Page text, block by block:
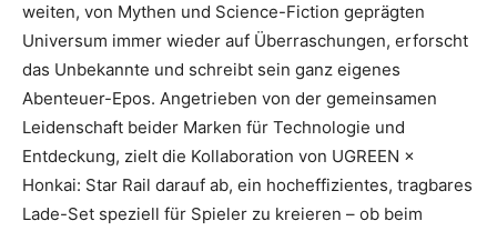
weiten, von Mythen und Science-Fiction geprägten
Universum immer wieder auf Überraschungen, erforscht
das Unbekannte und schreibt sein ganz eigenes
Abenteuer-Epos. Angetrieben von der gemeinsamen
Leidenschaft beider Marken für Technologie und
Entdeckung, zielt die Kollaboration von UGREEN ×
Honkai: Star Rail darauf ab, ein hocheffizientes, tragbares
Lade-Set speziell für Spieler zu kreieren – ob beim